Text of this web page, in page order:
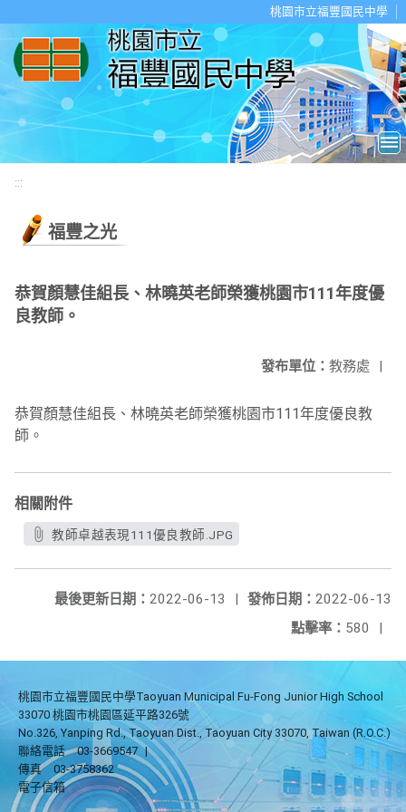
桃園市立福豐國民中學
:::
福豐之光
恭賀顏慧佳組長、林曉英老師榮獲桃園市111年度優
良教師。
發布單位： 教務處 |
恭賀顏慧佳組長、林曉英老師榮獲桃園市111年度優良教
師。
相關附件
教師卓越表現111優良教師.JPG
發佈日期： 2022-06-13
最後更新日期： 2022-06-13
|
點擊率： 580 |
桃園市立福豐國民中學Taoyuan Municipal Fu-Fong Junior High School
33070 桃園市桃園區延平路326號
No.326, Yanping Rd., Taoyuan Dist., Taoyuan City 33070, Taiwan (R.O.C.)
聯絡電話
03-3669547 |
傳真
03-3758362
電子信箱